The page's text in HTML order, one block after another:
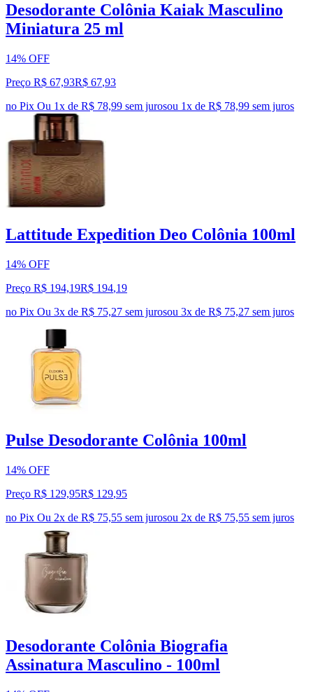
Desodorante Colônia Kaiak Masculino
Miniatura 25 ml
14% OFF
Preço R$ 67,93R$ 67,93
no Pix Ou 1x de R$ 78,99 sem jurosou 1x de R$ 78,99 sem juros
Lattitude Expedition Deo Colônia 100ml
14% OFF
Preço R$ 194,19R$ 194,19
no Pix Ou 3x de R$ 75,27 sem jurosou 3x de R$ 75,27 sem juros
Pulse Desodorante Colônia 100ml
14% OFF
Preço R$ 129,95R$ 129,95
no Pix Ou 2x de R$ 75,55 sem jurosou 2x de R$ 75,55 sem juros
Desodorante Colônia Biografia
Assinatura Masculino - 100ml